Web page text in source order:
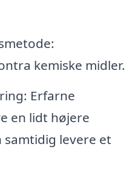
kemiske midler.
Erfarne
en lidt højere
levere et